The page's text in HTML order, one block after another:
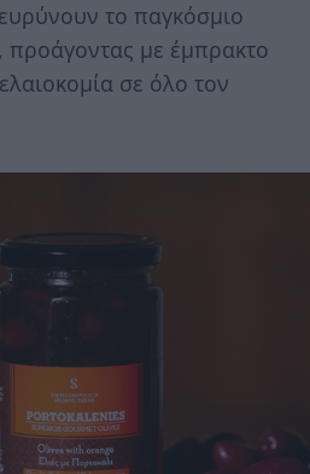
το παγκόσμιο
προάγοντας με έμπρακτο
σε όλο τον